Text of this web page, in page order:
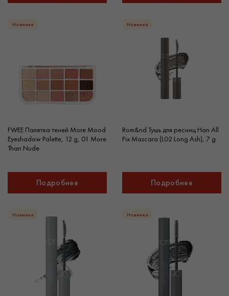
Новинка
FWEE Палетка теней More Mood
Eyeshadow Palette, 12 g, 01 More
Than Nude
Подробнее
Новинка
Rom&nd Тушь для ресниц Han All
Fix Mascara (L02 Long Ash), 7 g
Подробнее
Новинка Новинка